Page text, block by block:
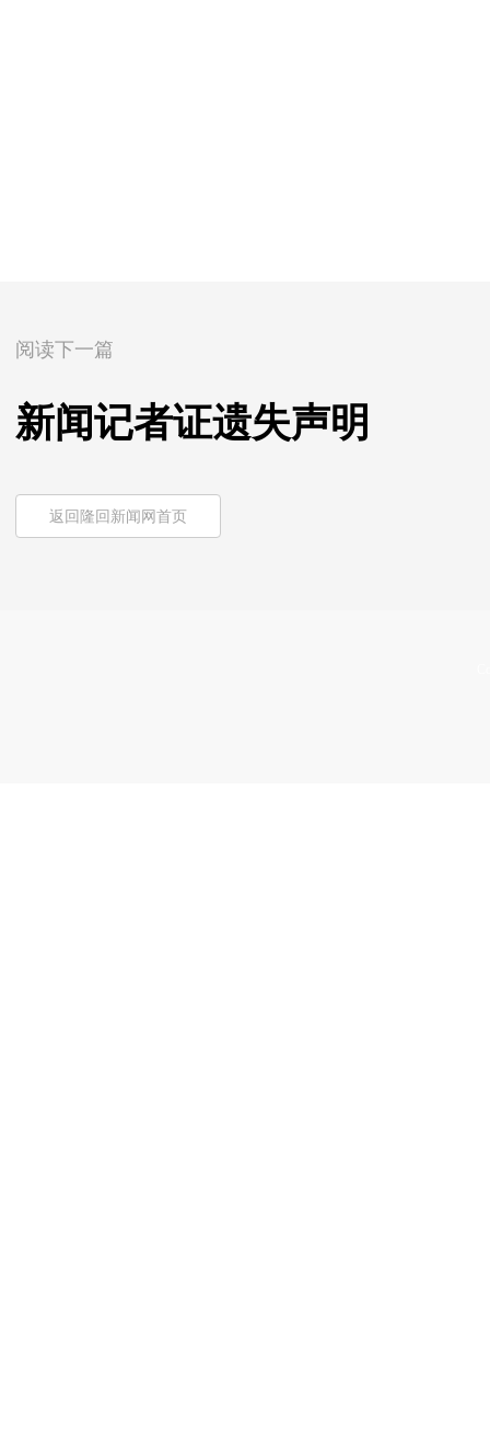
阅读下一篇
新闻记者证遗失声明
返回隆回新闻网首页